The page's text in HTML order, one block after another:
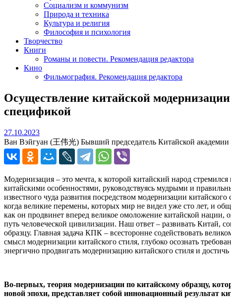
Социализм и коммунизм
Природа и техника
Культура и религия
Философия и психология
Творчество
Книги
Романы и повести. Рекомендация редактора
Кино
Фильмография. Рекомендация редактора
Осуществление китайской
спецификой
27.10.202327.10.2023
Ван Вэйгуан (王伟光) Бывший председатель Китайской
Модернизация – это мечта, к которой китайский народ
китайскими особенностями, руководствуясь мудрыми и
известного чуда развития посредством модернизации
когда великие перемены, которых мир не видел уже сто лет, и
как он продвинет вперед великое омоложение китайской нации,
путь человеческой цивилизации. Наш ответ – развивать Китай,
образцу. Главная задача КПК – всесторонне содействовать
смысл модернизации китайского стиля, глубоко осознать
энергично продвигать модернизацию китайского стиля и
Во-первых, теория модернизации по китайскому образцу,
новой эпохи, представляет собой инновационный результат